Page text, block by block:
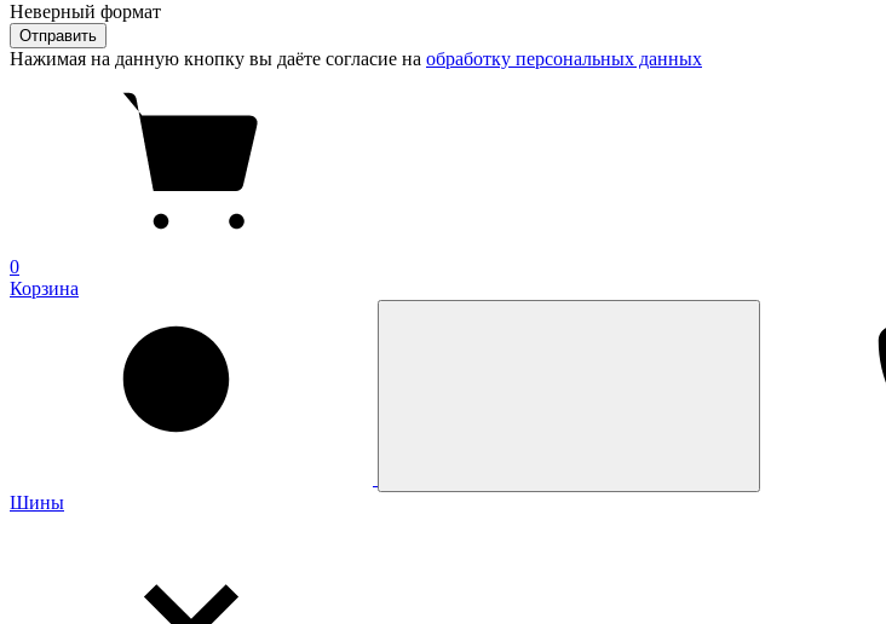
Неверный формат
Отправить
Нажимая на данную кнопку вы даёте согласие на обработку персональных данных
0
Корзина
Шины